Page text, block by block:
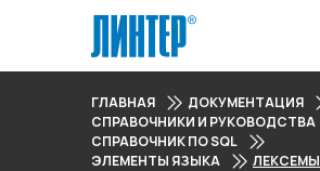
ГЛАВНАЯ
ДОКУМЕНТАЦИЯ
СПРАВОЧНИКИ И РУКОВОДСТВА
СПРАВОЧНИК ПО SQL
ЭЛЕМЕНТЫ ЯЗЫКА
ЛЕКСЕМЫ